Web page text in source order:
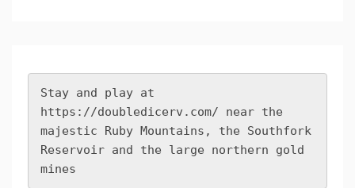
https://doubledicerv.com/ near the
majestic Ruby Mountains, the Southfork
Reservoir and the large northern gold
mines